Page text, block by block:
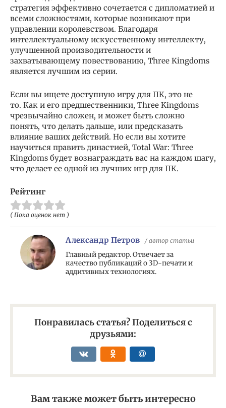
стратегия эффективно сочетается с дипломатией и
всеми сложностями, которые возникают при
управлении королевством. Благодаря
интеллектуальному искусственному интеллекту,
улучшенной производительности и
захватывающему повествованию, Three Kingdoms
является лучшим из серии.
Если вы ищете доступную игру для ПК, это не
то. Как и его предшественники, Three Kingdoms
чрезвычайно сложен, и может быть сложно
понять, что делать дальше, или предсказать
влияние ваших действий. Но если вы хотите
научиться править династией, Total War: Three
Kingdoms будет вознаграждать вас на каждом шагу,
что делает ее одной из лучших игр для ПК.
Рейтинг
( Пока оценок нет )
Александр Петров / автор статьи
Главный редактор. Отвечает за
качество публикаций о 3D-печати и
аддитивных технологиях.
Понравилась статья? Поделиться с
друзьями:
Вам также может быть интересно